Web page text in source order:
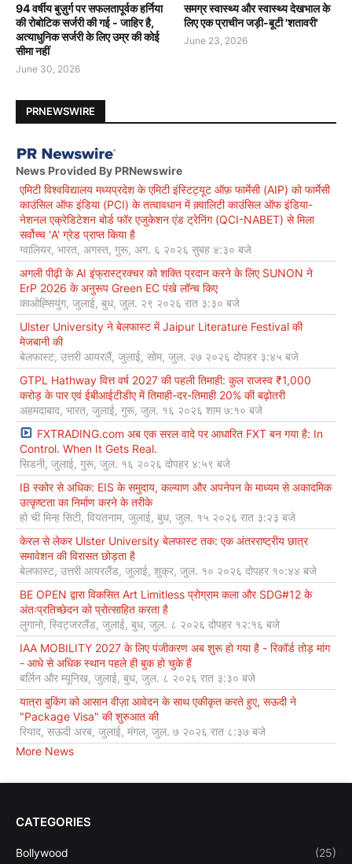
94 वर्षीय बुज़ुर्ग पर सफलतापूर्वक हर्निया
की रोबोटिक सर्जरी की गई - जाहिर है,
अत्याधुनिक सर्जरी के लिए उम्र की कोई
सीमा नहीं
June 30, 2026
समग्र स्वास्थ्य और स्वास्थ्य देखभाल के
लिए एक प्राचीन जड़ी-बूटी 'शतावरी'
June 23, 2026
PRNEWSWIRE
News Provided By PRNewswire
एमिटी विश्वविद्यालय मध्यप्रदेश के एमिटी इंस्टिट्यूट ऑफ़ फार्मेसी (AIP) को फार्मेसी
काउंसिल ऑफ इंडिया (PCI) के तत्वावधान में क़्वालिटी काउंसिल ऑफ इंडिया-
नेशनल एक्रेडिटेशन बोर्ड फॉर एजुकेशन एंड ट्रेनिंग (QCI-NABET) से मिला
सर्वोच्च 'A' ग्रेड प्राप्त किया है
ग्वालियर, भारत, अगस्त, गुरू, अग. ६ २०२६ सुबह ४:३० बजे
अगली पीढ़ी के AI इंफ्रास्ट्रक्चर को शक्ति प्रदान करने के लिए SUNON ने
ErP 2026 के अनुरूप Green EC पंखे लॉन्च किए
काओह्सियुंग, जुलाई, बुध, जुल. २९ २०२६ रात ३:३० बजे
Ulster University ने बेलफास्ट में Jaipur Literature Festival की
मेजबानी की
बेलफास्ट, उत्तरी आयरलैं, जुलाई, सोम, जुल. २७ २०२६ दोपहर ३:४५ बजे
GTPL Hathway वित्त वर्ष 2027 की पहली तिमाही: कुल राजस्व ₹1,000
करोड़ के पार एवं ईबीआईटीडीए में तिमाही-दर-तिमाही 20% की बढ़ोतरी
अहमदाबाद, भारत, जुलाई, गुरू, जुल. १६ २०२६ शाम ७:१० बजे
FXTRADING.com अब एक सरल वादे पर आधारित FXT बन गया है: In
Control. When It Gets Real.
सिडनी, जुलाई, गुरू, जुल. १६ २०२६ दोपहर ४:५९ बजे
IB स्कोर से अधिक: EIS के समुदाय, कल्याण और अपनेपन के माध्यम से अकादमिक
उत्कृष्टता का निर्माण करने के तरीके
हो ची मिन्ह सिटी, वियतनाम, जुलाई, बुध, जुल. १५ २०२६ रात ३:२३ बजे
केरल से लेकर Ulster University बेलफास्ट तक: एक अंतरराष्ट्रीय छात्र
समावेशन की विरासत छोड़ता है
बेलफास्ट, उत्तरी आयरलैंड, जुलाई, शुक्र, जुल. १० २०२६ दोपहर १०:४४ बजे
BE OPEN द्वारा विकसित Art Limitless प्रोग्राम कला और SDG#12 के
अंतःप्रतिच्छेदन को प्रोत्साहित करता है
लुगानो, स्विट्जरलैंड, जुलाई, बुध, जुल. ८ २०२६ दोपहर १२:१६ बजे
IAA MOBILITY 2027 के लिए पंजीकरण अब शुरू हो गया है - रिकॉर्ड तोड़ मांग
- आधे से अधिक स्थान पहले ही बुक हो चुके हैं
बर्लिन और म्यूनिख, जुलाई, बुध, जुल. ८ २०२६ रात ३:३० बजे
यात्रा बुकिंग को आसान वीज़ा आवेदन के साथ एकीकृत करते हुए, सऊदी ने
"Package Visa" की शुरुआत की
रियाद, सऊदी अरब, जुलाई, मंगल, जुल. ७ २०२६ रात ८:३७ बजे
More News
CATEGORIES
Bollywood (25)